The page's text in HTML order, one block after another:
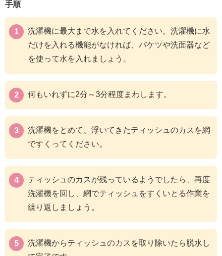
手順
洗濯機に最大まで水を入れてください。洗濯機に水
だけを入れる機能がなければ、バケツや洗面器など
を使って水を入れましょう。
何もいれずに2分～3分程度まわします。
洗濯機をとめて、浮いてきたティッシュのカスを網
ですくってください。
ティッシュのカスが残っているようでしたら、再度
洗濯機を回し、網でティッシュをすくいとる作業を
繰り返しましょう。
洗濯機からティッシュのカスを取り除いたら脱水し